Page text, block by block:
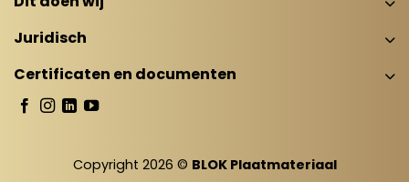
Juridisch
Certificaten en documenten
Copyright 2026 © BLOK Plaatmateriaal